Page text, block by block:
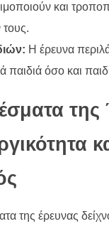
και
Η έρευνα
παιδιά όσο και
της
της έρευνας